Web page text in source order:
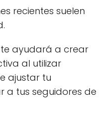
recientes suelen
ayudará a crear
al utilizar
ajustar tu
a tus seguidores de